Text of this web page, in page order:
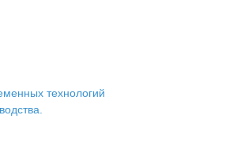
технологий